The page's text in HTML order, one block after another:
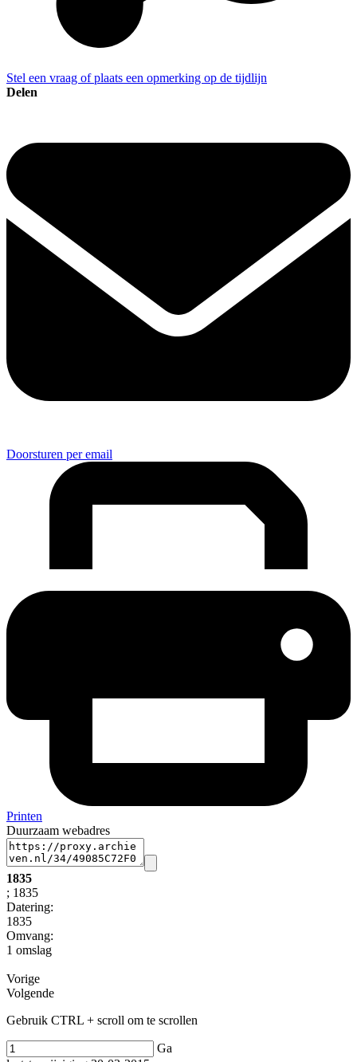
Stel een vraag of plaats een opmerking op de tijdlijn
Delen
Doorsturen per email
Printen
Duurzaam webadres
1835
; 1835
Datering:
1835
Omvang:
1 omslag
Vorige
Volgende
Gebruik CTRL + scroll om te scrollen
Ga